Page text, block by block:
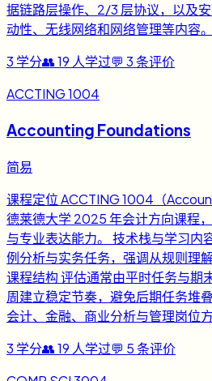
据链路层操作、2/3 层协议，以及
动性、无线网络和网络管理等内容。
3 学分👥19 人学过💬 3条评价
ACCTING 1004
Accounting Foundations
简易
课程定位 ACCTING 1004（
德莱德大学 2025 年会计方向课程
与专业表达能力。 技术栈与学习内
例分析与实务任务，强调从规则理
课程结构 评估通常由平时任务与期
周建立稳定节奏，避免后期任务堆
会计、金融、商业分析与管理岗位
3 学分👥19 人学过💬 5条评价